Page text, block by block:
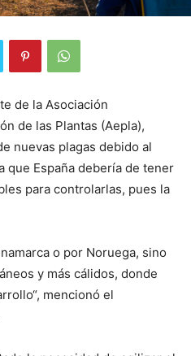
de la Asociación
de las Plantas (Aepla),
nuevas plagas debido al
que España debería de tener
para controlarlas, pues la
o por Noruega, sino
y más cálidos, donde
mencionó el